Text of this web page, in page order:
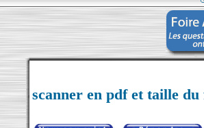
scanner en pdf et taille